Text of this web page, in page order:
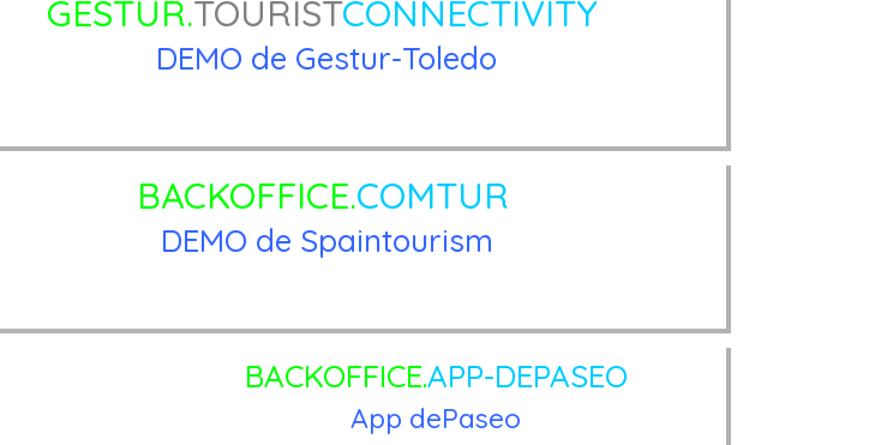
GESTUR.TOURISTCONNECTIVITY
DEMO de Gestur-Toledo
BACKOFFICE.COMTUR
DEMO de Spaintourism
BACKOFFICE.APP-DEPASEO
App dePaseo